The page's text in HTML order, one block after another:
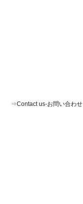
⇒Contact us-お問い合わせ